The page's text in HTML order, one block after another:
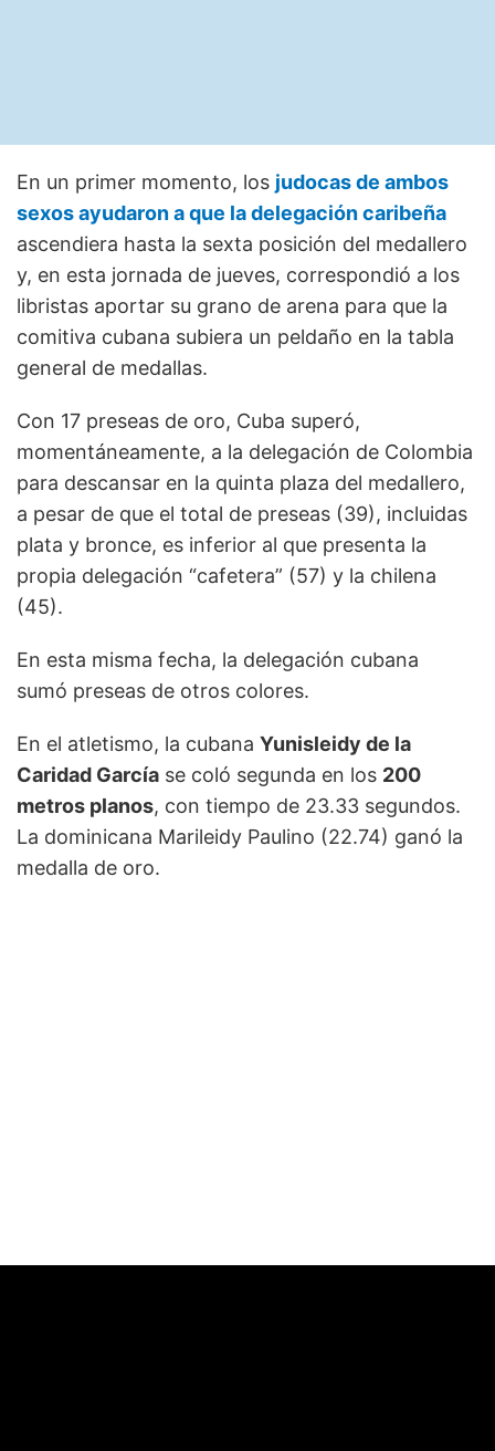
En un primer momento, los judocas de ambos
sexos ayudaron a que la delegación caribeña
ascendiera hasta la sexta posición del medallero
y, en esta jornada de jueves, correspondió a los
libristas aportar su grano de arena para que la
comitiva cubana subiera un peldaño en la tabla
general de medallas.
Con 17 preseas de oro, Cuba superó,
momentáneamente, a la delegación de Colombia
para descansar en la quinta plaza del medallero,
a pesar de que el total de preseas (39), incluidas
plata y bronce, es inferior al que presenta la
propia delegación “cafetera” (57) y la chilena
(45).
En esta misma fecha, la delegación cubana
sumó preseas de otros colores.
En el atletismo, la cubana Yunisleidy de la
Caridad García se coló segunda en los 200
metros planos, con tiempo de 23.33 segundos.
La dominicana Marileidy Paulino (22.74) ganó la
medalla de oro.